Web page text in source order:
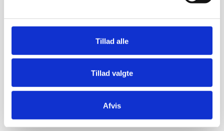
Tillad alle
Tillad valgte
Afvis